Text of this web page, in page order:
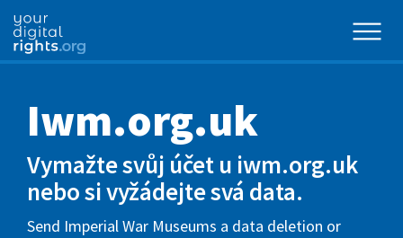
Iwm.org.uk
Vymažte svůj účet u iwm.org.uk
nebo si vyžádejte svá data.
Send Imperial War Museums a data deletion or